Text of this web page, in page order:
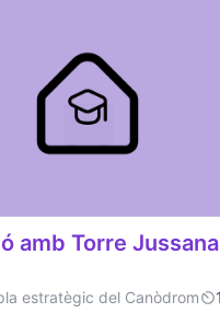
amb Torre
estratègic del Canòdrom